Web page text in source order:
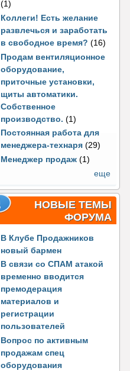
(1)
Коллеги! Есть желание
развлечься и заработать
в свободное время? (16)
Продам вентиляционное
оборудование,
приточные установки,
щиты автоматики.
Собственное
производство. (1)
Постоянная работа для
менеджера-технаря (29)
Менеджер продаж (1)
еще
НОВЫЕ ТЕМЫ
ФОРУМА
В Клубе Продажников
новый бармен
В связи со СПАМ атакой
временно вводится
премодерация
материалов и
регистрации
пользователей
Вопрос по активным
продажам спец
оборудования